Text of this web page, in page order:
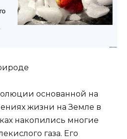
основанной на
жизни на Земле в
накопились многие
газа. Его